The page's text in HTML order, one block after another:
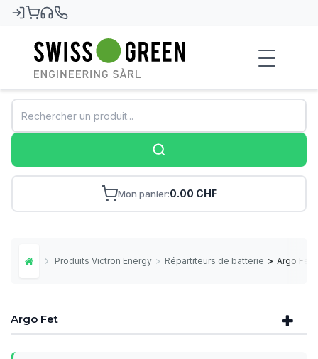
Swiss-Green
Mon panier 0.00 CHF
Home Produits Victron Energy > Répartiteurs de batteries> Argo Fet
Argo Fet